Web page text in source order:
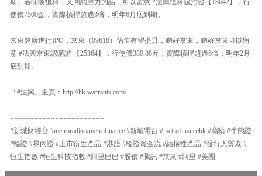
使價7500點，實際槓桿超過3倍，明年6月底到期。
京東健康進行IPO，京東（09618）估值有望提升，睇好京東，睇好京東可以留
意 #法興京東認購證 【25364】，行使價380.88元，實際槓桿超過6倍，明年2月
底到期。
「#法興」主頁：http://hk.warrants.com/
=======================
#新城財經台 #metroradio #metrofinance #新城電台 #metrofinancehk #窩輪 #牛熊證
#輪證 #界內證 #上市衍生產品 #港股 #輪證資金流 #結構性產品 #發行人質素 #
恒生指數 #恒生科技指數 #阿里巴巴 #股價 #騰訊 #京東 #阿里 #美團